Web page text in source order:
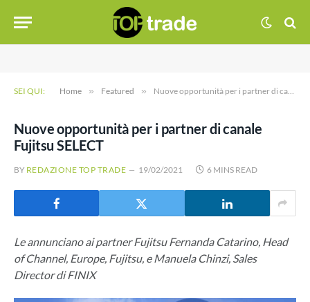
SEI QUI: Home » Featured » Nuove opportunità per i partner di canale Fujitsu SELECT
Nuove opportunità per i partner di canale
Fujitsu SELECT
BY REDAZIONE TOP TRADE 19/02/2021 6 MINS READ
Le annunciano ai partner Fujitsu Fernanda Catarino, Head
of Channel, Europe, Fujitsu, e Manuela Chinzi, Sales
Director di FINIX